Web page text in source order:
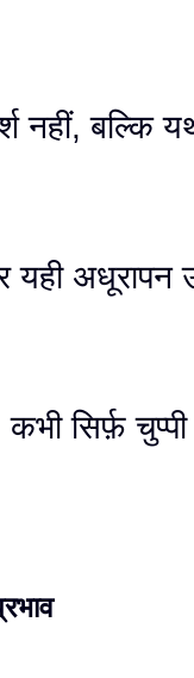
नहीं, बल्कि
यही अधूरापन
सिर्फ़